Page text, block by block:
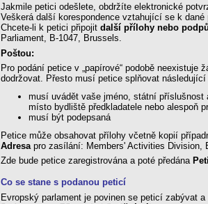
Jakmile petici odešlete, obdržíte elektronické
Veškerá další korespondence vztahující se k
Chcete-li k petici připojit další přílohy nebo
Parliament, B-1047, Brussels.
Poštou:
Pro podání petice v „papírové“ podobě
dodržovat. Přesto musí petice splňovat
musí uvádět vaše jméno, státní
místo bydliště předkladatele nebo alespoň
musí být podepsaná
Petice může obsahovat přílohy včetně kopií
Adresa pro zasílání: Members' Activities Division,
Zde bude petice zaregistrována a poté předána
Co se stane s podanou peticí
Evropský parlament je povinen se peticí zabývat